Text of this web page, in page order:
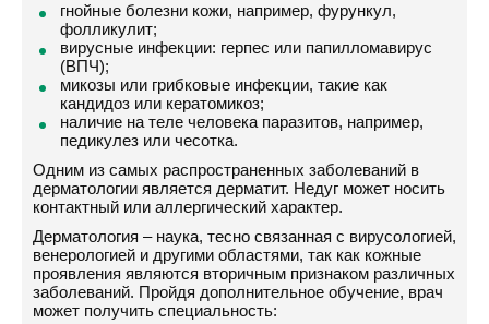
гнойные болезни кожи, например, фурункул,
фолликулит;
вирусные инфекции: герпес или папилломавирус
(ВПЧ);
микозы или грибковые инфекции, такие как
кандидоз или кератомикоз;
наличие на теле человека паразитов, например,
педикулез или чесотка.
Одним из самых распространенных заболеваний в
дерматологии является дерматит. Недуг может носить
контактный или аллергический характер.
Дерматология – наука, тесно связанная с вирусологией,
венерологией и другими областями, так как кожные
проявления являются вторичным признаком различных
заболеваний. Пройдя дополнительное обучение, врач
может получить специальность: